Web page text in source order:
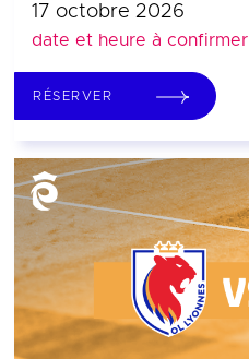
17 octobre 2026
date et heure à confirmer
RÉSERVER